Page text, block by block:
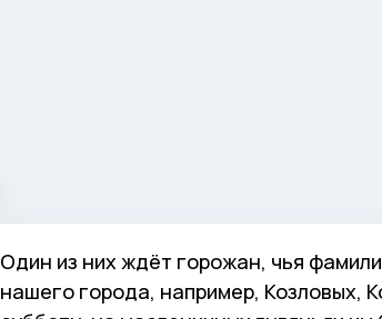
Один из них ждёт горожан, чья
нашего города, например, Козловых,